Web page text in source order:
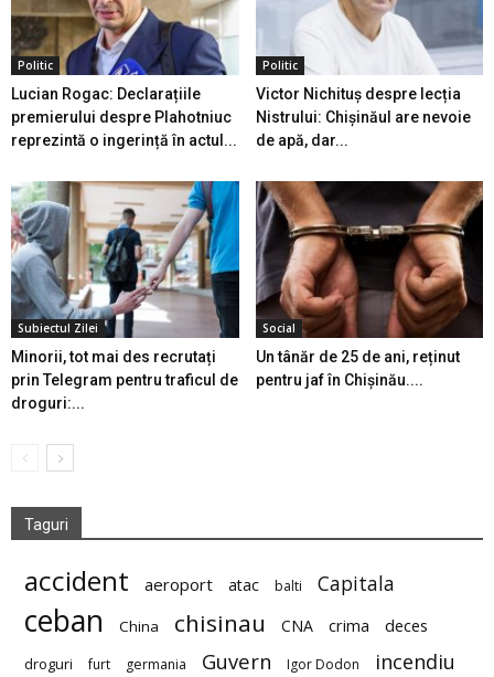
Politic
Lucian Rogac: Declarațiile
premierului despre Plahotniuc
reprezintă o ingerință în actul...
Politic
Victor Nichituș despre lecția
Nistrului: Chișinăul are nevoie
de apă, dar...
Subiectul Zilei
Minorii, tot mai des recrutați
prin Telegram pentru traficul de
droguri:...
Social
Un tânăr de 25 de ani, reținut
pentru jaf în Chișinău....
Taguri
accident aeroport atac balti Capitala
ceban China chisinau CNA crima deces
droguri furt germania Guvern Igor Dodon incendiu